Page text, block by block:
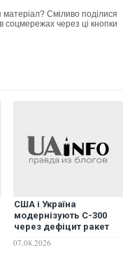
Сміливо поділися
соцмережах через ці кнопки
США і Україна
модернізують С-300
через дефіцит ракет
07.08.2026